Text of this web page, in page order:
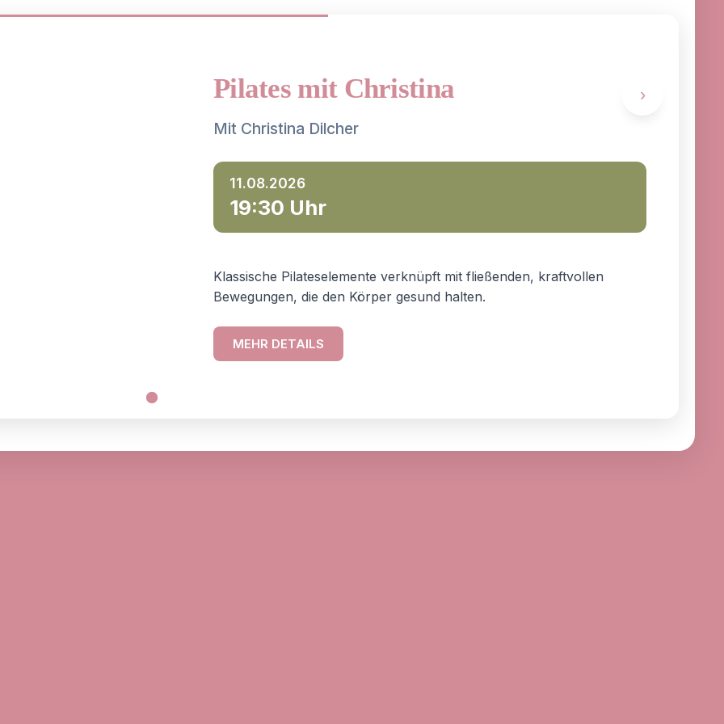
Pilates mit Christina
Mit Christina Dilcher
11.08.2026
19:30 Uhr
Klassische Pilateselemente verknüpft mit fließenden, kraftvollen
Bewegungen, die den Körper gesund halten.
MEHR DETAILS
›